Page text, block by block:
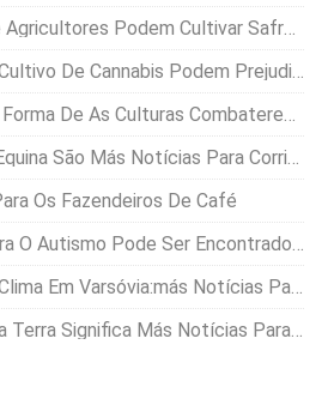
Podem Cultivar Safras Em Marte
Cannabis Podem Prejudicar A Qualidade Do Ar?
De As Culturas Combaterem A Seca?
Más Notícias Para Corridas De Cavalos
Os Fazendeiros De Café
Pode Ser Encontrado Em ... Brócolis?
Varsóvia:más Notícias Para A Agricultura
Significa Más Notícias Para As Fazendas